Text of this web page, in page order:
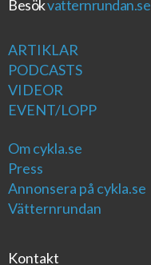
Besökvatternrundan.se
ARTIKLAR
PODCASTS
VIDEOR
EVENT/LOPP
Om cykla.se
Press
Annonsera på cykla.se
Vätternrundan
Kontakt